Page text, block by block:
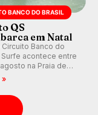
BANCO DO BRASIL
QS
em Natal
Circuito Banco do
Surfe acontece entre
na Praia de
em disputas
e pela corrida por
Challenger Series.
»